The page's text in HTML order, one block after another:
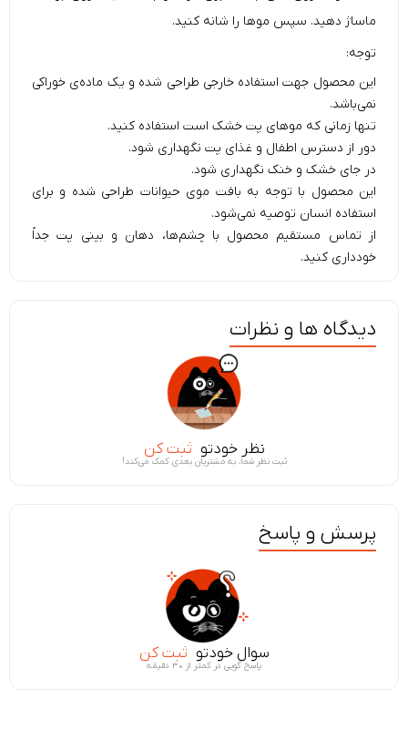
ماساژ دهید. سپس موها را شانه کنید.
توجه:
این محصول جهت استفاده خارجی طراحی شده و یک ماده‌ی خوراکی
نمی‌باشد.
تنها زمانی که موهای پت خشک است استفاده کنید.
دور از دسترس اطفال و غذای پت نگهداری شود.
در جای خشک و خنک نگهداری شود.
این محصول با توجه به بافت موی حیوانات طراحی شده و برای
استفاده انسان توصیه نمی‌شود.
از تماس مستقیم محصول با چشم‌ها، دهان و بینی پت جداً
خودداری کنید.
دیدگاه ها و نظرات
نظر خودتو ثبت کن
ثبت نظر شما، به مشتریان بعدی کمک می‌کند!
پرسش و پاسخ
سوال خودتو ثبت کن
پاسخ گویی در کمتر از ۳۰ دقیقه